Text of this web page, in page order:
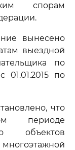
спорам
вынесено
выездной
по
по
что
периоде
объектов